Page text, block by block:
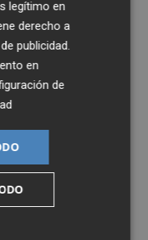
pruebas de
el entorno del
y urbanas del
de
escenarios
utilizado
para
de
legítimo en
derecho a
publicidad.
en
de